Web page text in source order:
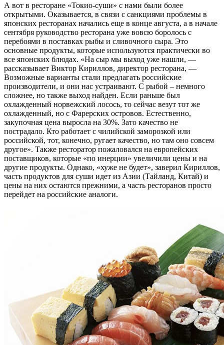
А вот в ресторане «Токио-суши» с нами были более
открытыми. Оказывается, в связи с санкциями проблемы в
японских ресторанах начались еще в конце августа, а в начале
сентября руководство ресторана уже вовсю боролось с
перебоями в поставках рыбы и сливочного сыра. Это
основные продукты, которые используются практически во
все японских блюдах. «На сыр мы выход уже нашли, —
рассказывает Виктор Кириллов, директор ресторана, —
Возможные варианты стали предлагать российские
производители, и они нас устраивают. С рыбой – немного
сложнее, но также выход найден. Если раньше был
охлажденный норвежский лосось, то сейчас везут тот же
охлажденный, но с Фарерских островов. Естественно,
закупочная цена выросла на 30%. Зато качество не
пострадало. Кто работает с чилийской заморозкой или
российской, тот, конечно, ругает качество, но там оно совсем
другое». Также ресторатор пожаловался на европейских
поставщиков, которые «по инерции» увеличили цены и на
другие продукты. Однако, «хуже не будет», заверил Кириллов,
часть продуктов для суши идет из Азии (Тайланд, Китай) и
цены на них остаются прежними, а часть ресторанов просто
перейдет на российские аналоги.